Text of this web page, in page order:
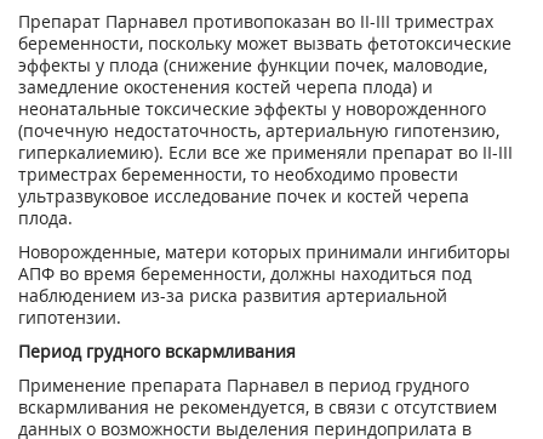
Препарат Парнавел противопоказан во II-III триместрах
беременности, поскольку может вызвать фетотоксические
эффекты у плода (снижение функции почек, маловодие,
замедление окостенения костей черепа плода) и
неонатальные токсические эффекты у новорожденного
(почечную недостаточность, артериальную гипотензию,
гиперкалиемию). Если все же применяли препарат во II-III
триместрах беременности, то необходимо провести
ультразвуковое исследование почек и костей черепа
плода.
Новорожденные, матери которых принимали ингибиторы
АПФ во время беременности, должны находиться под
наблюдением из-за риска развития артериальной
гипотензии.
Период грудного вскармливания
Применение препарата Парнавел в период грудного
вскармливания не рекомендуется, в связи с отсутствием
данных о возможности выделения периндоприлата в